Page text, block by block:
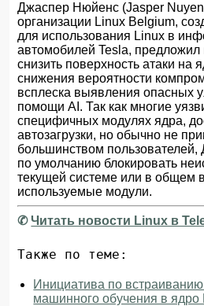
Джаспер Нюйенс (Jasper
организации Linux Belgium,
для использования Linux в
автомобилей Tesla, предложил
снизить поверхность атаки на
снижения вероятности
всплеска выявления опасных
помощи AI. Так как многие
специфичных модулях ядра,
автозагрузки, но обычно не
большинством
по умолчанию блокировать
текущей системе или в общем
используемые модули.
✆Читать новости Linux в
Также по теме:
Инициатива по
машинного обучения в ядро